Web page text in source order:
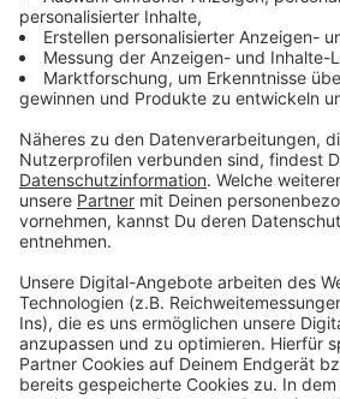
Anzeige
Anzeige
Gestern startete der Vorverkauf
Hier informiert die Rheinbahn
Hier informiert der VRR
Anzeige